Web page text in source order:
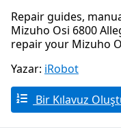
Repair guides,
Mizuho Osi 6800
repair your Mizuho
Yazar: iRobot
Bir Kılavuz